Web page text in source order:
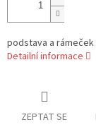
podstava a
Detailní informace
ZEPTAT SE